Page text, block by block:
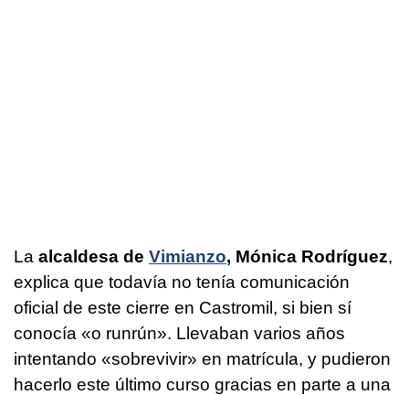
La alcaldesa de Vimianzo, Mónica Rodríguez,
explica que todavía no tenía comunicación
oficial de este cierre en Castromil, si bien sí
conocía «o runrún». Llevaban varios años
intentando «sobrevivir» en matrícula, y pudieron
hacerlo este último curso gracias en parte a una